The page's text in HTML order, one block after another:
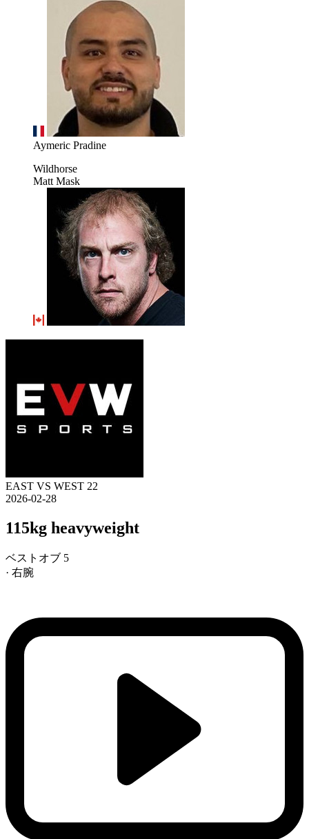
Aymeric Pradine
Wildhorse
Matt Mask
EAST VS WEST 22
2026-02-28
115kg heavyweight
ベストオブ 5
· 右腕